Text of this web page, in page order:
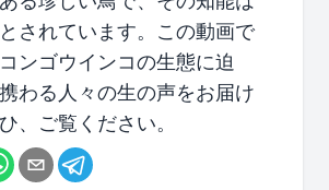
されています。この動画で
ンゴウインコの生態に迫
わる人々の生の声をお届け
、ご覧ください。